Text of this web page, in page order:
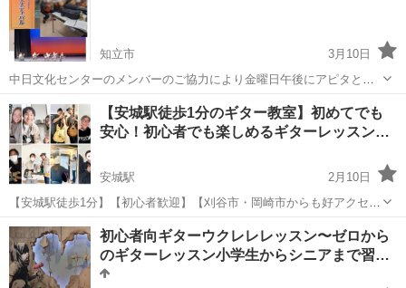
知立市
3月10日
中日文化センターのメンバーのご協力により金曜日午後にアピタとは
別の場所にてレッスン会を行っております。 興味のある方は雰囲気確
認のてめに知立ギャラリエアピタにある中日文化センターにお越し下
さい♪ 大人数は嫌という方には少...
愛知 知立市 ギター クラシックギター
【安城駅徒歩1分のギター教室】初めてでも
安心！初心者でも楽しめるギターレッスン…
安城駅
2月10日
【安城駅徒歩1分】【初心者歓迎】【刈谷市・岡崎市からも好アクセ
ス】【手ぶらOK】 レンタルギター・ベースのご用意もありますの
で、まだギターをお持ちでない方でも始められます！ ◆無料体験レッ
スン実施中◆ ...
愛知 安城市 安城駅 ギター
初心者向ギターウクレレレッスン〜ゼロから
のギターレッスン小学生からシニアまで習…